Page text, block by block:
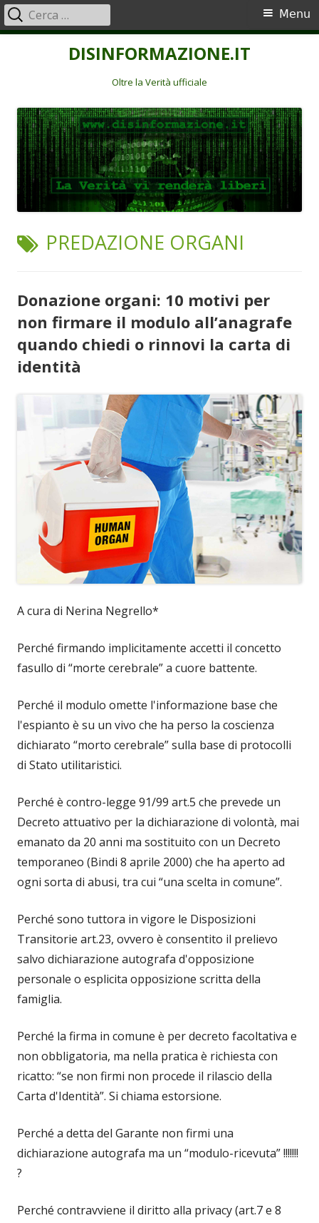
DISINFORMAZIONE.IT
Oltre la Verità ufficiale
Menu
principale
Menu
Ricerca
per:
TAG:
PREDAZIONE ORGANI
Donazione organi: 10 motivi per
non firmare il modulo all’anagrafe
quando chiedi o rinnovi la carta di
identità
A cura di Nerina Negrello*
Perché firmando implicitamente accetti il concetto
fasullo di “morte cerebrale” a cuore battente.
Perché il modulo omette l'informazione base che
l'espianto è su un vivo che ha perso la coscienza
dichiarato “morto cerebrale” sulla base di protocolli
di Stato utilitaristici.
Perché è contro-legge 91/99 art.5 che prevede un
Decreto attuativo per la dichiarazione di volontà, mai
emanato da 20 anni ma sostituito con un Decreto
temporaneo (Bindi 8 aprile 2000) che ha aperto ad
ogni sorta di abusi, tra cui “una scelta in comune”.
Perché sono tuttora in vigore le Disposizioni
Transitorie art.23, ovvero è consentito il prelievo
salvo dichiarazione autografa d'opposizione
personale o esplicita opposizione scritta della
famiglia.
Perché la firma in comune è per decreto facoltativa e
non obbligatoria, ma nella pratica è richiesta con
ricatto: “se non firmi non procede il rilascio della
Carta d'Identità”. Si chiama estorsione.
Perché a detta del Garante non firmi una
dichiarazione autografa ma un “modulo-ricevuta” !!!!!!!
?
Perché contravviene il diritto alla privacy (art.7 e 8